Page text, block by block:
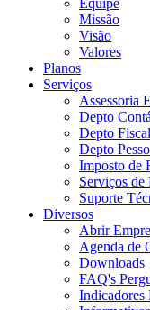
Equipe
Missão
Visão
Valores
Planos
Serviços
Assessoria
Depto
Depto
Depto
Imposto de
Serviços de
Suporte
Diversos
Abrir
Agenda de
Downloads
FAQ's
Indicadores